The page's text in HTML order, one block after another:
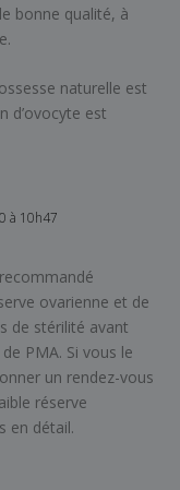
bonne qualité, à
naturelle est
d’ovocyte est
à 10h47
ovarienne et de
de stérilité avant
PMA. Si vous le
un rendez-vous
réserve
en détail.